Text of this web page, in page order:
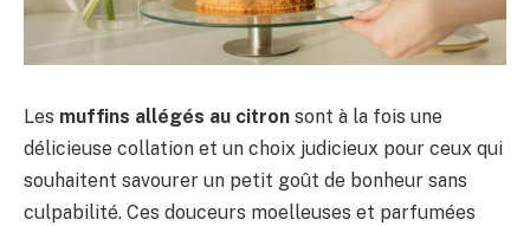
Les muffins allégés au citron sont à la fois une
délicieuse collation et un choix judicieux pour ceux qui
souhaitent savourer un petit goût de bonheur sans
culpabilité. Ces douceurs moelleuses et parfumées